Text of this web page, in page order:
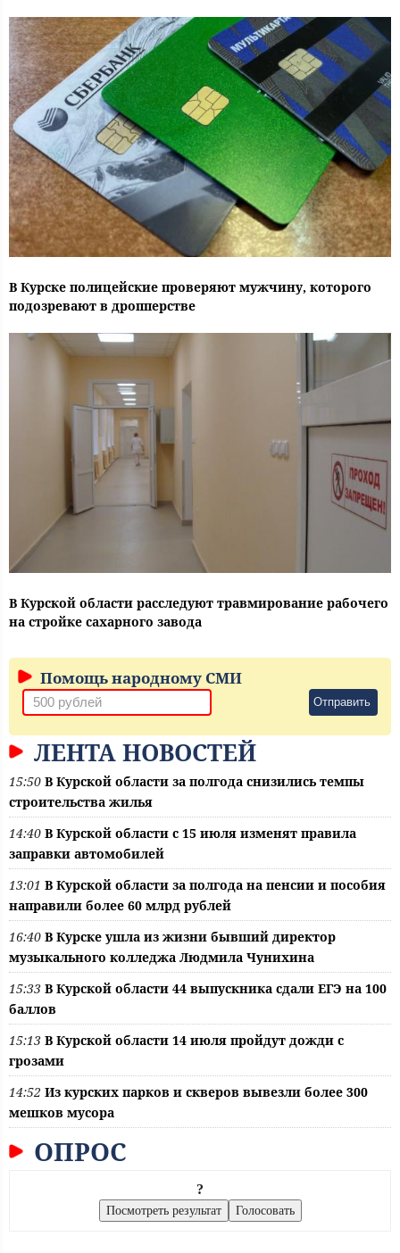
В Курске полицейские проверяют мужчину, которого
подозревают в дропперстве
В Курской области расследуют травмирование рабочего
на стройке сахарного завода
Помощь народному СМИ
Отправить
ЛЕНТА НОВОСТЕЙ
15:50 В Курской области за полгода снизились темпы
строительства жилья
14:40 В Курской области с 15 июля изменят правила
заправки автомобилей
13:01 В Курской области за полгода на пенсии и пособия
направили более 60 млрд рублей
16:40 В Курске ушла из жизни бывший директор
музыкального колледжа Людмила Чунихина
15:33 В Курской области 44 выпускника сдали ЕГЭ на 100
баллов
15:13 В Курской области 14 июля пройдут дожди с
грозами
14:52 Из курских парков и скверов вывезли более 300
мешков мусора
ОПРОС
?